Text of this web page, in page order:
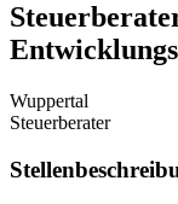
Wuppertal
Steuerberater